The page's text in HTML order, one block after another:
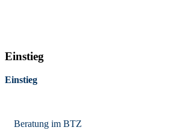
Einstieg
Einstieg
Beratung im BTZ